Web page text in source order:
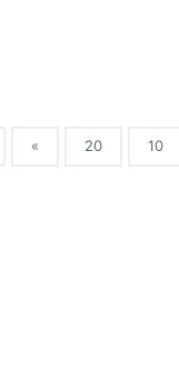
10
20
»